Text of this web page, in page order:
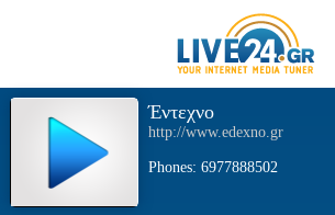
Έντεχνο
http://www.edexno.gr
Phones: 6977888502